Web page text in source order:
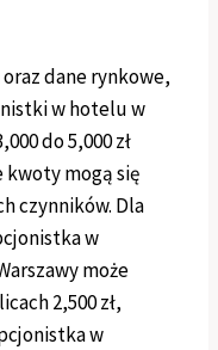
dane rynkowe,
w hotelu w
do 5,000 zł
kwoty mogą się
czynników. Dla
w
może
2,500 zł,
w